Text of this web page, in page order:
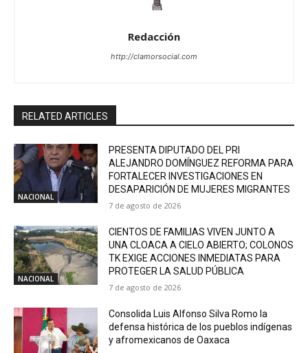
Redacción
http://clamorsocial.com
RELATED ARTICLES
NACIONAL
PRESENTA DIPUTADO DEL PRI
ALEJANDRO DOMÍNGUEZ REFORMA PARA
FORTALECER INVESTIGACIONES EN
DESAPARICIÓN DE MUJERES MIGRANTES
7 de agosto de 2026
NACIONAL
CIENTOS DE FAMILIAS VIVEN JUNTO A
UNA CLOACA A CIELO ABIERTO; COLONOS
TK EXIGE ACCIONES INMEDIATAS PARA
PROTEGER LA SALUD PÚBLICA
7 de agosto de 2026
Consolida Luis Alfonso Silva Romo la
defensa histórica de los pueblos indígenas
y afromexicanos de Oaxaca